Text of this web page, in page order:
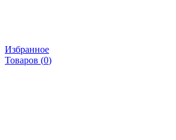
Избранное
Товаров (0)